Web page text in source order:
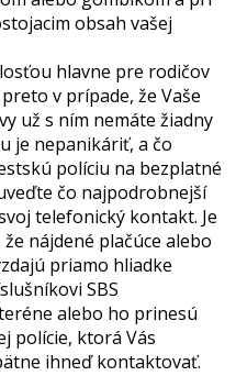
obsah vašej
hlavne pre rodičov
v prípade, že Vaše
už s ním nemáte žiadny
je nepanikáriť, a čo
políciu na bezplatné
čo najpodrobnejší
telefonický kontakt. Je
nájdené plačúce alebo
priamo hliadke
SBS
alebo ho prinesú
polície, ktorá Vás
ihneď kontaktovať.